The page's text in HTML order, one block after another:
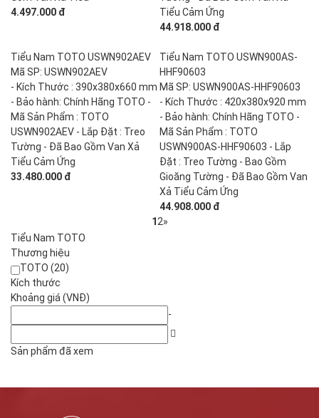
4.497.000 đ
Tiểu Cảm Ứng
44.918.000 đ
Tiểu Nam TOTO USWN902AEV
Mã SP: USWN902AEV
- Kích Thước : 390x380x660 mm
- Bảo hành: Chính Hãng TOTO -
Mã Sản Phẩm : TOTO
USWN902AEV - Lắp Đặt : Treo
Tường - Đã Bao Gồm Van Xả
Tiểu Cảm Ứng
33.480.000 đ
Tiểu Nam TOTO USWN900AS-
HHF90603
Mã SP: USWN900AS-HHF90603
- Kích Thước : 420x380x920 mm
- Bảo hành: Chính Hãng TOTO -
Mã Sản Phẩm : TOTO
USWN900AS-HHF90603 - Lắp
Đặt : Treo Tường - Bao Gồm
Gioăng Tường - Đã Bao Gồm Van
Xả Tiểu Cảm Ứng
44.908.000 đ
1 2»
Tiểu Nam TOTO
Thương hiệu
TOTO (20)
Kích thước
Khoảng giá (VNĐ)
-
Sản phẩm đã xem